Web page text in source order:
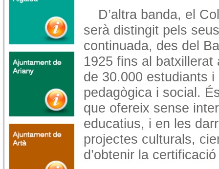
D’altra banda, el
serà distingit pels
continuada, des del
1925 fins al
de 30.000 estudiants
pedagògica i social.
que ofereix sense
educatius, i en les
projectes culturals,
d’obtenir la